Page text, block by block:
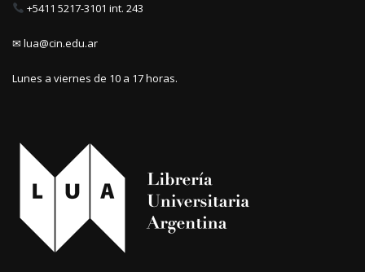
+5411 5217-3101 int. 243
✉ lua@cin.edu.ar
Lunes a viernes de 10 a 17 horas.